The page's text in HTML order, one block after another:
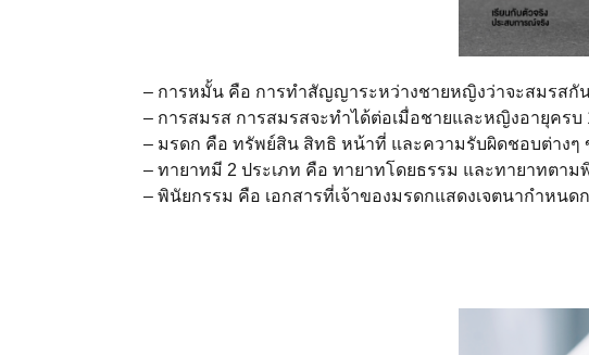
– การหมั้น คือ การทำสัญญาระหว่างชายหญิงว่าจะสมรสกั
– การสมรส การสมรสจะทำได้ต่อเมื่อชายและหญิงอายุค
– มรดก คือ ทรัพย์สิน สิทธิ หน้าที่ และความรับผิดชอบต่างๆ
– ทายาทมี 2 ประเภท คือ ทายาทโดยธรรม และทายาทตาม
– พินัยกรรม คือ เอกสารที่เจ้าของมรดกแสดงเจตนากำหนด